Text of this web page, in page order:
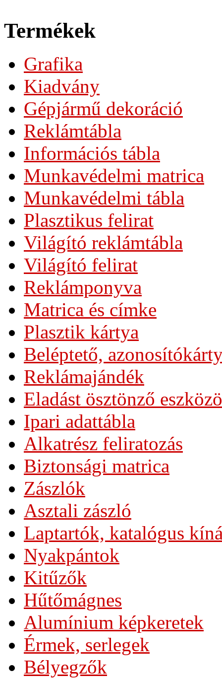
Termékek
Grafika
Kiadvány
Gépjármű dekoráció
Reklámtábla
Információs tábla
Munkavédelmi matrica
Munkavédelmi tábla
Plasztikus felirat
Világító reklámtábla
Világító felirat
Reklámponyva
Matrica és címke
Plasztik kártya
Beléptető,
Reklámajándék
Eladást ösztönző
Ipari adattábla
Alkatrész feliratozás
Biztonsági matrica
Zászlók
Asztali zászló
Laptartók, katalógus
Nyakpántok
Kitűzők
Hűtőmágnes
Alumínium képkeretek
Érmek, serlegek
Bélyegzők